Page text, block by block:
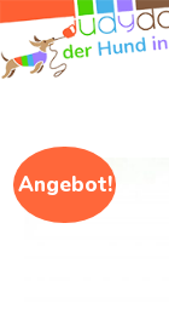
Angebot!